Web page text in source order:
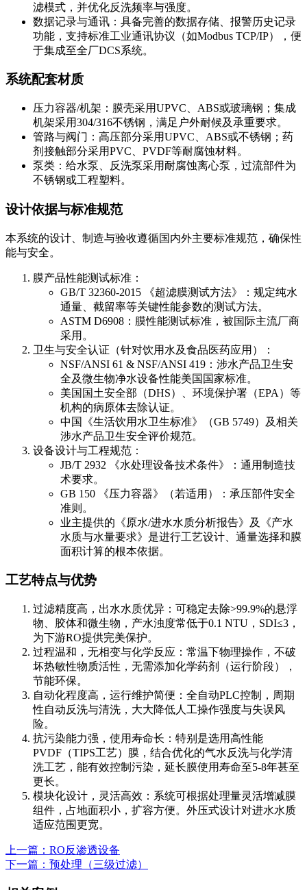
滤模式，并优化反洗频率与强度。
数据记录与通讯：具备完善的数据存储、报警历史记录
功能，支持标准工业通讯协议（如Modbus TCP/IP），便
于集成至全厂DCS系统。
系统配套材质
压力容器/机架：膜壳采用UPVC、ABS或玻璃钢；集成
机架采用304/316不锈钢，满足户外耐候及承重要求。
管路与阀门：高压部分采用UPVC、ABS或不锈钢；药
剂接触部分采用PVC、PVDF等耐腐蚀材料。
泵类：给水泵、反洗泵采用耐腐蚀离心泵，过流部件为
不锈钢或工程塑料。
设计依据与标准规范
本系统的设计、制造与验收遵循国内外主要标准规范，确保性
能与安全。
膜产品性能测试标准：
GB/T 32360-2015 《超滤膜测试方法》：规定纯水
通量、截留率等关键性能参数的测试方法。
ASTM D6908：膜性能测试标准，被国际主流厂商
采用。
卫生与安全认证（针对饮用水及食品医药应用）：
NSF/ANSI 61 & NSF/ANSI 419：涉水产品卫生安
全及微生物净水设备性能美国国家标准。
美国国土安全部（DHS）、环境保护署（EPA）等
机构的病原体去除认证。
中国《生活饮用水卫生标准》（GB 5749）及相关
涉水产品卫生安全评价规范。
设备设计与工程规范：
JB/T 2932 《水处理设备技术条件》：通用制造技
术要求。
GB 150 《压力容器》（若适用）：承压部件安全
准则。
业主提供的《原水/进水水质分析报告》及《产水
水质与水量要求》是进行工艺设计、通量选择和膜
面积计算的根本依据。
工艺特点与优势
过滤精度高，出水水质优异：可稳定去除>99.9%的悬浮
物、胶体和微生物，产水浊度常低于0.1 NTU，SDI≤3，
为下游RO提供完美保护。
过程温和，无相变与化学反应：常温下物理操作，不破
坏热敏性物质活性，无需添加化学药剂（运行阶段），
节能环保。
自动化程度高，运行维护简便：全自动PLC控制，周期
性自动反洗与清洗，大大降低人工操作强度与失误风
险。
抗污染能力强，使用寿命长：特别是选用高性能
PVDF（TIPS工艺）膜，结合优化的气水反洗与化学清
洗工艺，能有效控制污染，延长膜使用寿命至5-8年甚至
更长。
模块化设计，灵活高效：系统可根据处理量灵活增减膜
组件，占地面积小，扩容方便。外压式设计对进水水质
适应范围更宽。
上一篇：RO反渗透设备
下一篇：预处理（三级过滤）